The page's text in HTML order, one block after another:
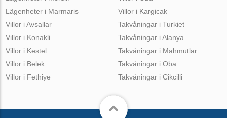
Lägenheter i Marmaris
Villor i Kargicak
Villor i Avsallar
Villor i Konakli
Villor i Kestel
Villor i Belek
Villor i Fethiye
Takvåningar i Turkiet
Takvåningar i Alanya
Takvåningar i Mahmutlar
Takvåningar i Oba
Takvåningar i Cikcilli